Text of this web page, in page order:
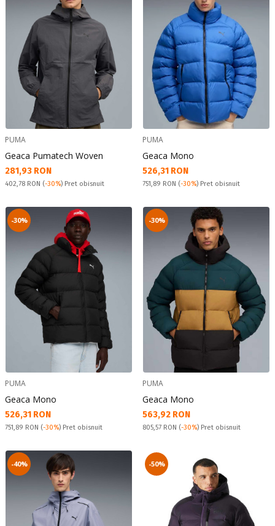
PUMA
Geaca Pumatech Woven
Текуща цена:
281,93 RON
Pret obisnuit:
402,78 RON (-30%) Pret obisnuit
PUMA
Geaca Mono
Текуща цена:
526,31 RON
Pret obisnuit:
751,89 RON (-30%) Pret obisnuit
-30%
PUMA
Geaca Mono
Текуща цена:
526,31 RON
Pret obisnuit:
751,89 RON (-30%) Pret obisnuit
-30%
PUMA
Geaca Mono
Текуща цена:
563,92 RON
Pret obisnuit:
805,57 RON (-30%) Pret obisnuit
-40% -50%